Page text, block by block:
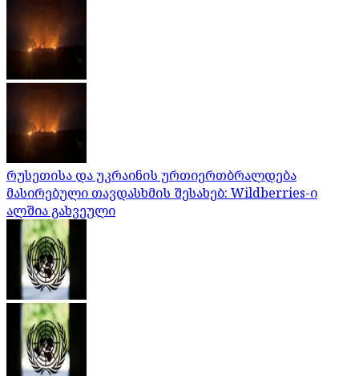
რუსეთისა და უკრაინის ურთიერთბრალდება
მასირებული თავდასხმის შესახებ: Wildberries-ი
ალშია გახვეული